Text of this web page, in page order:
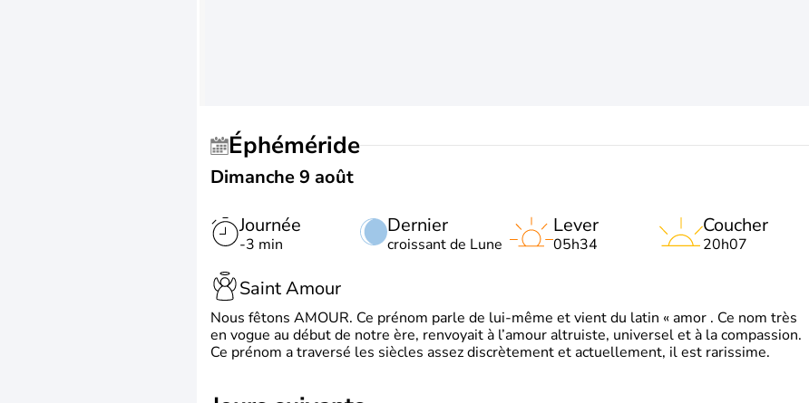
Éphéméride
Dimanche 9 août
Journée
-3 min
Dernier
croissant de Lune
Lever
05h34
Coucher
20h07
Saint Amour
Nous fêtons AMOUR. Ce prénom parle de lui-même et vient du latin « amor . Ce nom très
en vogue au début de notre ère, renvoyait à l’amour altruiste, universel et à la compassion.
Ce prénom a traversé les siècles assez discrètement et actuellement, il est rarissime.